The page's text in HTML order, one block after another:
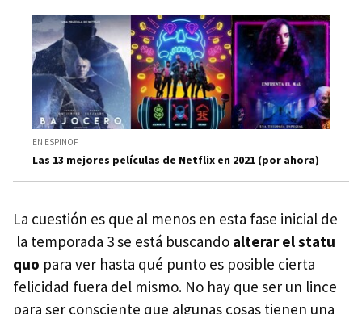
EN ESPINOF
Las 13 mejores películas de Netflix en 2021 (por ahora)
La cuestión es que al menos en esta fase inicial de
la temporada 3 se está buscando alterar el statu
quo para ver hasta qué punto es posible cierta
felicidad fuera del mismo. No hay que ser un lince
para ser consciente que algunas cosas tienen una